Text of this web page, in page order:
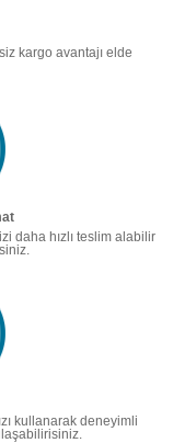
kargo avantajı elde
daha hızlı teslim alabilir
kullanarak deneyimli